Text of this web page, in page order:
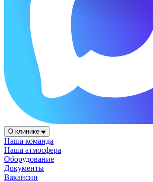
О клинике
Наша команда
Наша атмосфера
Оборудование
Документы
Вакансии